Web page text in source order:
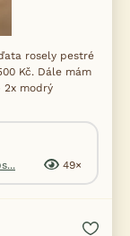
rosely pestré
Kč. Dále mám
2x modrý
49×